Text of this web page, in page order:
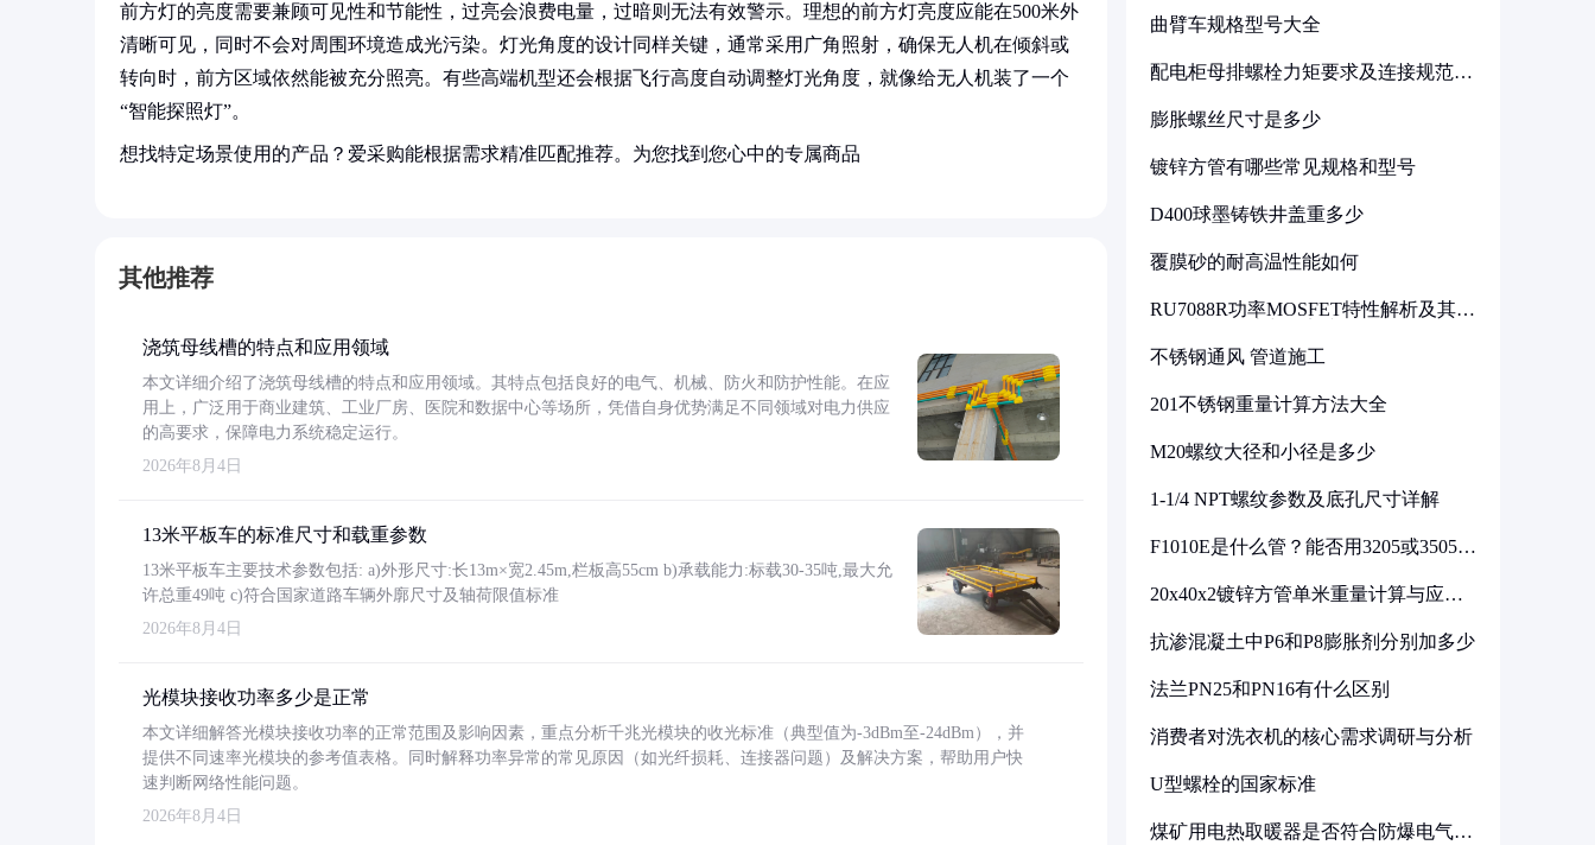
前方灯的亮度需要兼顾可见性和节能性，过亮会浪费电量，过暗则无法有效警示。理想的前方灯亮度应能在500米外
清晰可见，同时不会对周围环境造成光污染。灯光角度的设计同样关键，通常采用广角照射，确保无人机在倾斜或
转向时，前方区域依然能被充分照亮。有些高端机型还会根据飞行高度自动调整灯光角度，就像给无人机装了一个
“智能探照灯”。
想找特定场景使用的产品？爱采购能根据需求精准匹配推荐。为您找到您心中的专属商品
其他推荐
浇筑母线槽的特点和应用领域
本文详细介绍了浇筑母线槽的特点和应用领域。其特点包括良好的电气、机械、防火和防护性能。在应
用上，广泛用于商业建筑、工业厂房、医院和数据中心等场所，凭借自身优势满足不同领域对电力供应
的高要求，保障电力系统稳定运行。
2026年8月4日
13米平板车的标准尺寸和载重参数
13米平板车主要技术参数包括: a)外形尺寸:长13m×宽2.45m,栏板高55cm b)承载能力:标载30-35吨,最大允
许总重49吨 c)符合国家道路车辆外廓尺寸及轴荷限值标准
2026年8月4日
光模块接收功率多少是正常
本文详细解答光模块接收功率的正常范围及影响因素，重点分析千兆光模块的收光标准（典型值为-3dBm至-24dBm），并
提供不同速率光模块的参考值表格。同时解释功率异常的常见原因（如光纤损耗、连接器问题）及解决方案，帮助用户快
速判断网络性能问题。
2026年8月4日
曲臂车规格型号大全
配电柜母排螺栓力矩要求及连接规范详
膨胀螺丝尺寸是多少
镀锌方管有哪些常见规格和型号
D400球墨铸铁井盖重多少
覆膜砂的耐高温性能如何
RU7088R功率MOSFET特性解析及其在
不锈钢通风 管道施工
201不锈钢重量计算方法大全
M20螺纹大径和小径是多少
1-1/4 NPT螺纹参数及底孔尺寸详解
F1010E是什么管？能否用3205或3505代
20x40x2镀锌方管单米重量计算与应用
抗渗混凝土中P6和P8膨胀剂分别加多少
法兰PN25和PN16有什么区别
消费者对洗衣机的核心需求调研与分析
U型螺栓的国家标准
煤矿用电热取暖器是否符合防爆电气设